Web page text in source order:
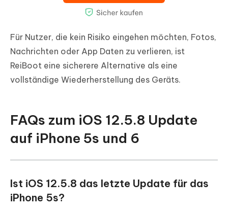
Für Nutzer, die kein Risiko eingehen möchten, Fotos,
Nachrichten oder App Daten zu verlieren, ist
ReiBoot eine sicherere Alternative als eine
vollständige Wiederherstellung des Geräts.
FAQs zum iOS 12.5.8 Update
auf iPhone 5s und 6
Ist iOS 12.5.8 das letzte Update für das
iPhone 5s?